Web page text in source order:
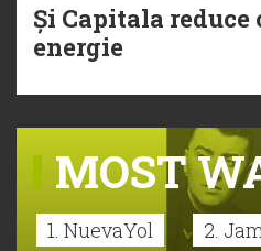
Și Capitala reduce
energie
MOST
1. NuevaYol 2.